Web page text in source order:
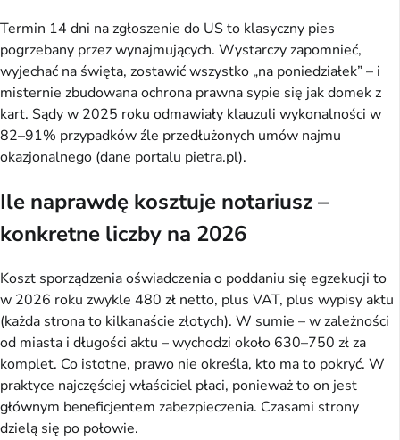
Termin 14 dni na zgłoszenie do US to klasyczny pies
pogrzebany przez wynajmujących. Wystarczy zapomnieć,
wyjechać na święta, zostawić wszystko „na poniedziałek” – i
misternie zbudowana ochrona prawna sypie się jak domek z
kart. Sądy w 2025 roku odmawiały klauzuli wykonalności w
82–91% przypadków źle przedłużonych umów najmu
okazjonalnego (dane portalu pietra.pl).
Ile naprawdę kosztuje notariusz –
konkretne liczby na 2026
Koszt sporządzenia oświadczenia o poddaniu się egzekucji to
w 2026 roku zwykle 480 zł netto, plus VAT, plus wypisy aktu
(każda strona to kilkanaście złotych). W sumie – w zależności
od miasta i długości aktu – wychodzi około 630–750 zł za
komplet. Co istotne, prawo nie określa, kto ma to pokryć. W
praktyce najczęściej właściciel płaci, ponieważ to on jest
głównym beneficjentem zabezpieczenia. Czasami strony
dzielą się po połowie.